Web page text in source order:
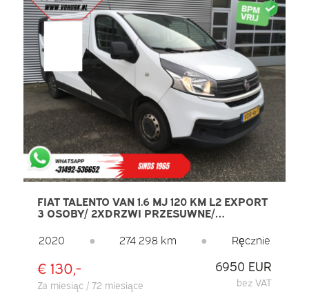
FIAT TALENTO VAN 1.6 MJ 120 KM L2 EXPORT
3 OSOBY/ 2XDRZWI PRZESUWNE/
HOLOWNICZY
2020 ● 274 298 km ● Ręcznie
€ 130,-
Za miesiąc / 72 miesiące
6950 EUR
bez VAT